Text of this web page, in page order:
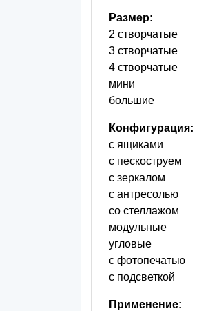
Размер:
2 створчатые
3 створчатые
4 створчатые
мини
большие
Конфигурация:
с ящиками
с пескоструем
с зеркалом
с антресолью
со стеллажом
модульные
угловые
с фотопечатью
с подсветкой
Применение: